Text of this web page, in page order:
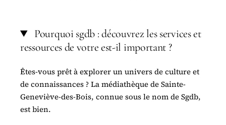
Pourquoi sgdb : découvrez les services et
ressources de votre est-il important ?
Êtes-vous prêt à explorer un univers de culture et
de connaissances ? La médiathèque de Sainte-
Geneviève-des-Bois, connue sous le nom de Sgdb,
est bien.